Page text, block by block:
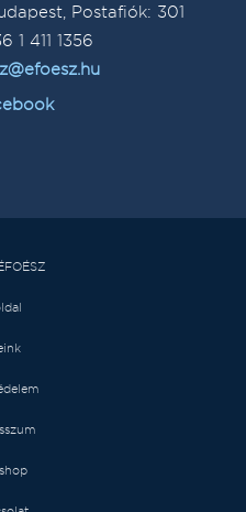
Postafiók: 301
1 411 1356